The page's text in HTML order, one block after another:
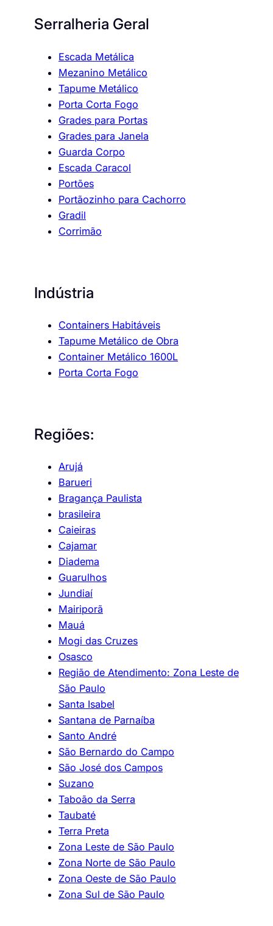
Serralheria Geral
Escada Metálica
Mezanino Metálico
Tapume Metálico
Porta Corta Fogo
Grades para Portas
Grades para Janela
Guarda Corpo
Escada Caracol
Portões
Portãozinho para Cachorro
Gradil
Corrimão
Indústria
Containers Habitáveis
Tapume Metálico de Obra
Container Metálico 1600L
Porta Corta Fogo
Regiões:
Arujá
Barueri
Bragança Paulista
brasileira
Caieiras
Cajamar
Diadema
Guarulhos
Jundiaí
Mairiporã
Mauá
Mogi das Cruzes
Osasco
Região de Atendimento: Zona Leste de
São Paulo
Santa Isabel
Santana de Parnaíba
Santo André
São Bernardo do Campo
São José dos Campos
Suzano
Taboão da Serra
Taubaté
Terra Preta
Zona Leste de São Paulo
Zona Norte de São Paulo
Zona Oeste de São Paulo
Zona Sul de São Paulo